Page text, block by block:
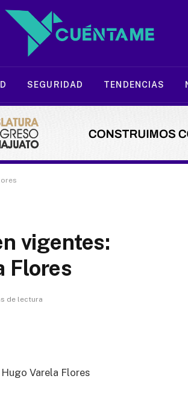
SEGURIDAD TENDENCIAS
vigentes:
Flores
de lectura
Varela Flores